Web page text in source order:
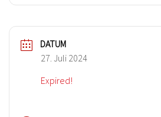
DATUM
27. Juli 2024
Expired!